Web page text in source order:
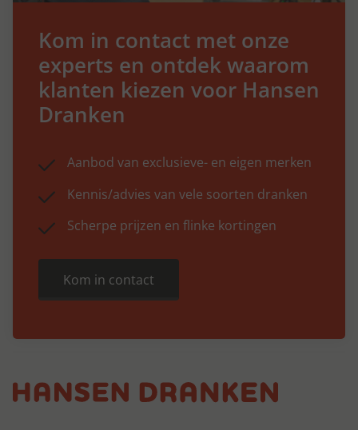
Kom in contact met onze
experts en ontdek waarom
klanten kiezen voor Hansen
Dranken
Aanbod van exclusieve- en eigen merken
Kennis/advies van vele soorten dranken
Scherpe prijzen en flinke kortingen
Kom in contact